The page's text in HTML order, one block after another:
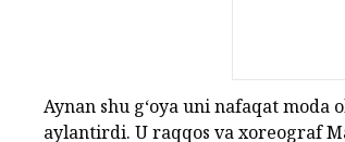
Aynan shu g‘oya uni nafaqat moda
aylantirdi. U raqqos va xoreograf